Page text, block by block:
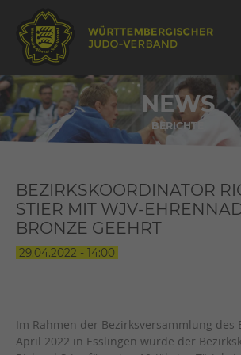
NEWS
BERICHTE
BEZIRKSKOORDINATOR
STIER MIT WJV-
BRONZE GEEHRT
29.04.2022 - 14:00
Im Rahmen der Bezirksversammlung des
April 2022 in Esslingen wurde der